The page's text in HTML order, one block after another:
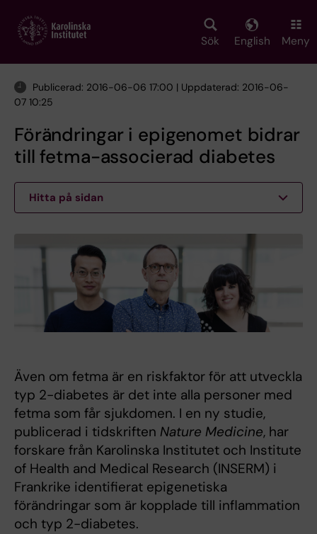
main
Sök English Meny
Publicerad: 2016-06-06 17:00 | Uppdaterad: 2016-06-
07 10:25
Förändringar i epigenomet bidrar
till fetma-associerad diabetes
Hitta på sidan
Även om fetma är en riskfaktor för att utveckla
typ 2-diabetes är det inte alla personer med
fetma som får sjukdomen. I en ny studie,
publicerad i tidskriften Nature Medicine, har
forskare från Karolinska Institutet och Institute
of Health and Medical Research (INSERM) i
Frankrike identifierat epigenetiska
förändringar som är kopplade till inflammation
och typ 2-diabetes.